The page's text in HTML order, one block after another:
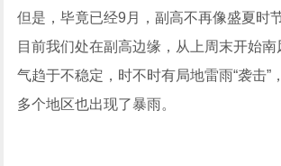
但是，毕竟已经9月，副高不再像盛夏时
目前我们处在副高边缘，从上周末开始
气趋于不稳定，时不时有局地雷雨“袭击”
多个地区也出现了暴雨。